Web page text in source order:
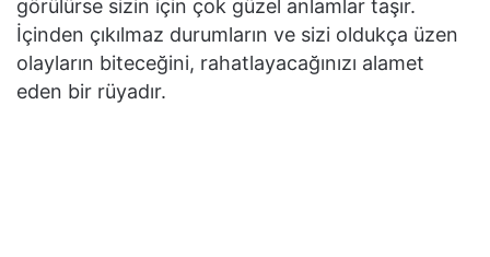
görülürse sizin için çok güzel anlamlar taşır.
İçinden çıkılmaz durumların ve sizi oldukça üzen
olayların biteceğini, rahatlayacağınızı alamet
eden bir rüyadır.